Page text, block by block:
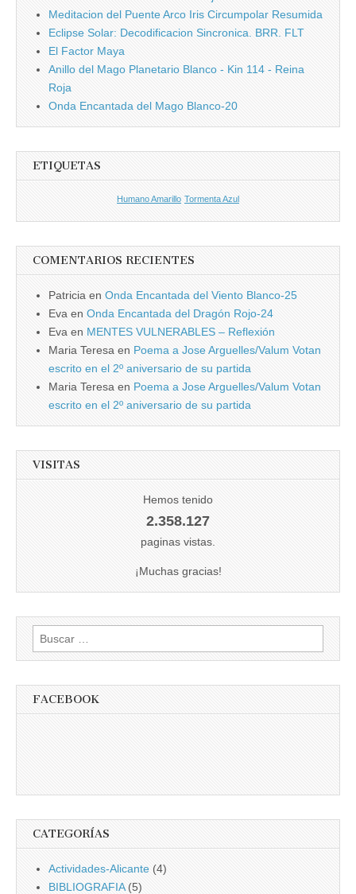
Meditacion del Puente Arco Iris Circumpolar Resumida
Eclipse Solar: Decodificacion Sincronica. BRR. FLT
El Factor Maya
Anillo del Mago Planetario Blanco - Kin 114 - Reina
Roja
Onda Encantada del Mago Blanco-20
ETIQUETAS
Humano Amarillo Tormenta Azul
COMENTARIOS RECIENTES
Patricia en Onda Encantada del Viento Blanco-25
Eva en Onda Encantada del Dragón Rojo-24
Eva en MENTES VULNERABLES – Reflexión
Maria Teresa en Poema a Jose Arguelles/Valum Votan
escrito en el 2º aniversario de su partida
Maria Teresa en Poema a Jose Arguelles/Valum Votan
escrito en el 2º aniversario de su partida
VISITAS
Hemos tenido
2.358.127
paginas vistas.
¡Muchas gracias!
Buscar:
FACEBOOK
CATEGORÍAS
Actividades-Alicante (4)
BIBLIOGRAFIA(5)